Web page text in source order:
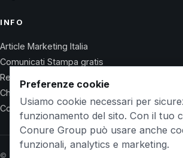
INFO
Article Marketing Italia
Comunicati Stampa gratis
Regolamento
Chi Siamo
Contatti
© 2026 Wet Life News · The Conure Group
Preferenze cookie
Usiamo cookie necessari per
funzionamento del sito. Con il tuo
Conure Group può usare anche
funzionali, analytics e marketing.